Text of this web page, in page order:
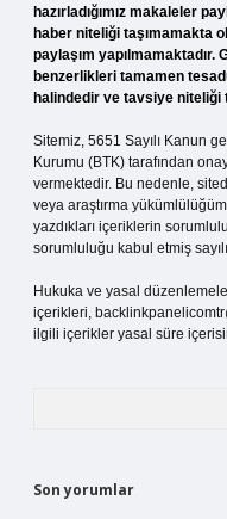
hazırladığımız makaleler
haber niteliği taşımamakta
paylaşım
benzerlikleri tamamen
halindedir ve tavsiye niteliği
Sitemiz, 5651 Sayılı Kanun
Kurumu (BTK) tarafından
vermektedir. Bu nedenle,
veya araştırma
yazdıkları içeriklerin
sorumluluğu kabul etmiş
Hukuka ve yasal
içerikleri,
ilgili içerikler yasal süre
Son yorumlar